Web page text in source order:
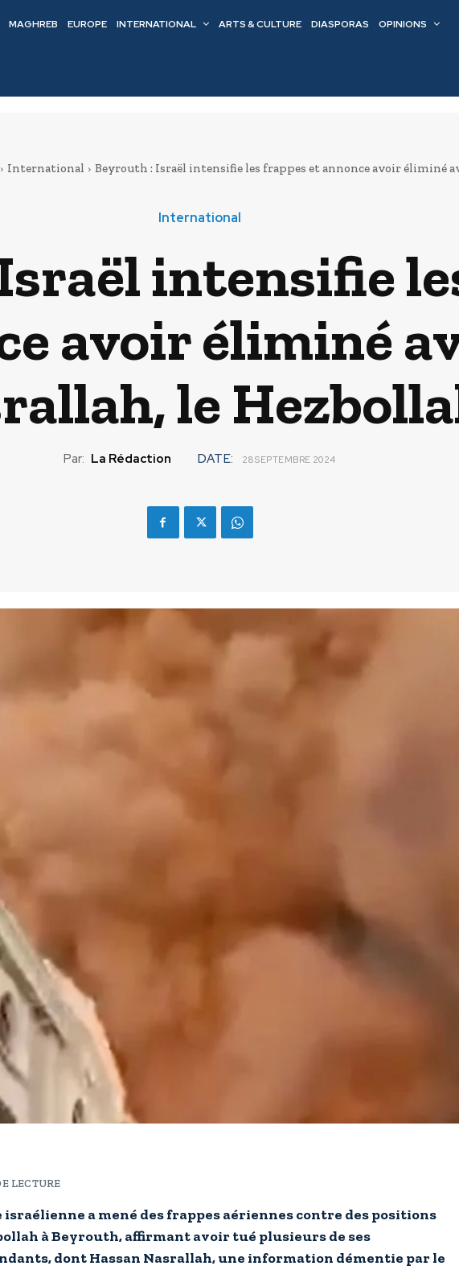
MAGHREB EUROPE INTERNATIONAL ARTS & CULTURE DIASPORAS OPINIONS
International Beyrouth : Israël intensifie les frappes et annonce avoir éliminé
International
intensifie
avoir éliminé
le
Par: La Rédaction DATE: 28 SEPTEMBRE 2024
LECTURE
israélienne a mené des frappes aériennes contre des positions
à Beyrouth, affirmant avoir tué plusieurs de ses
dont Hassan Nasrallah, une information démentie par le